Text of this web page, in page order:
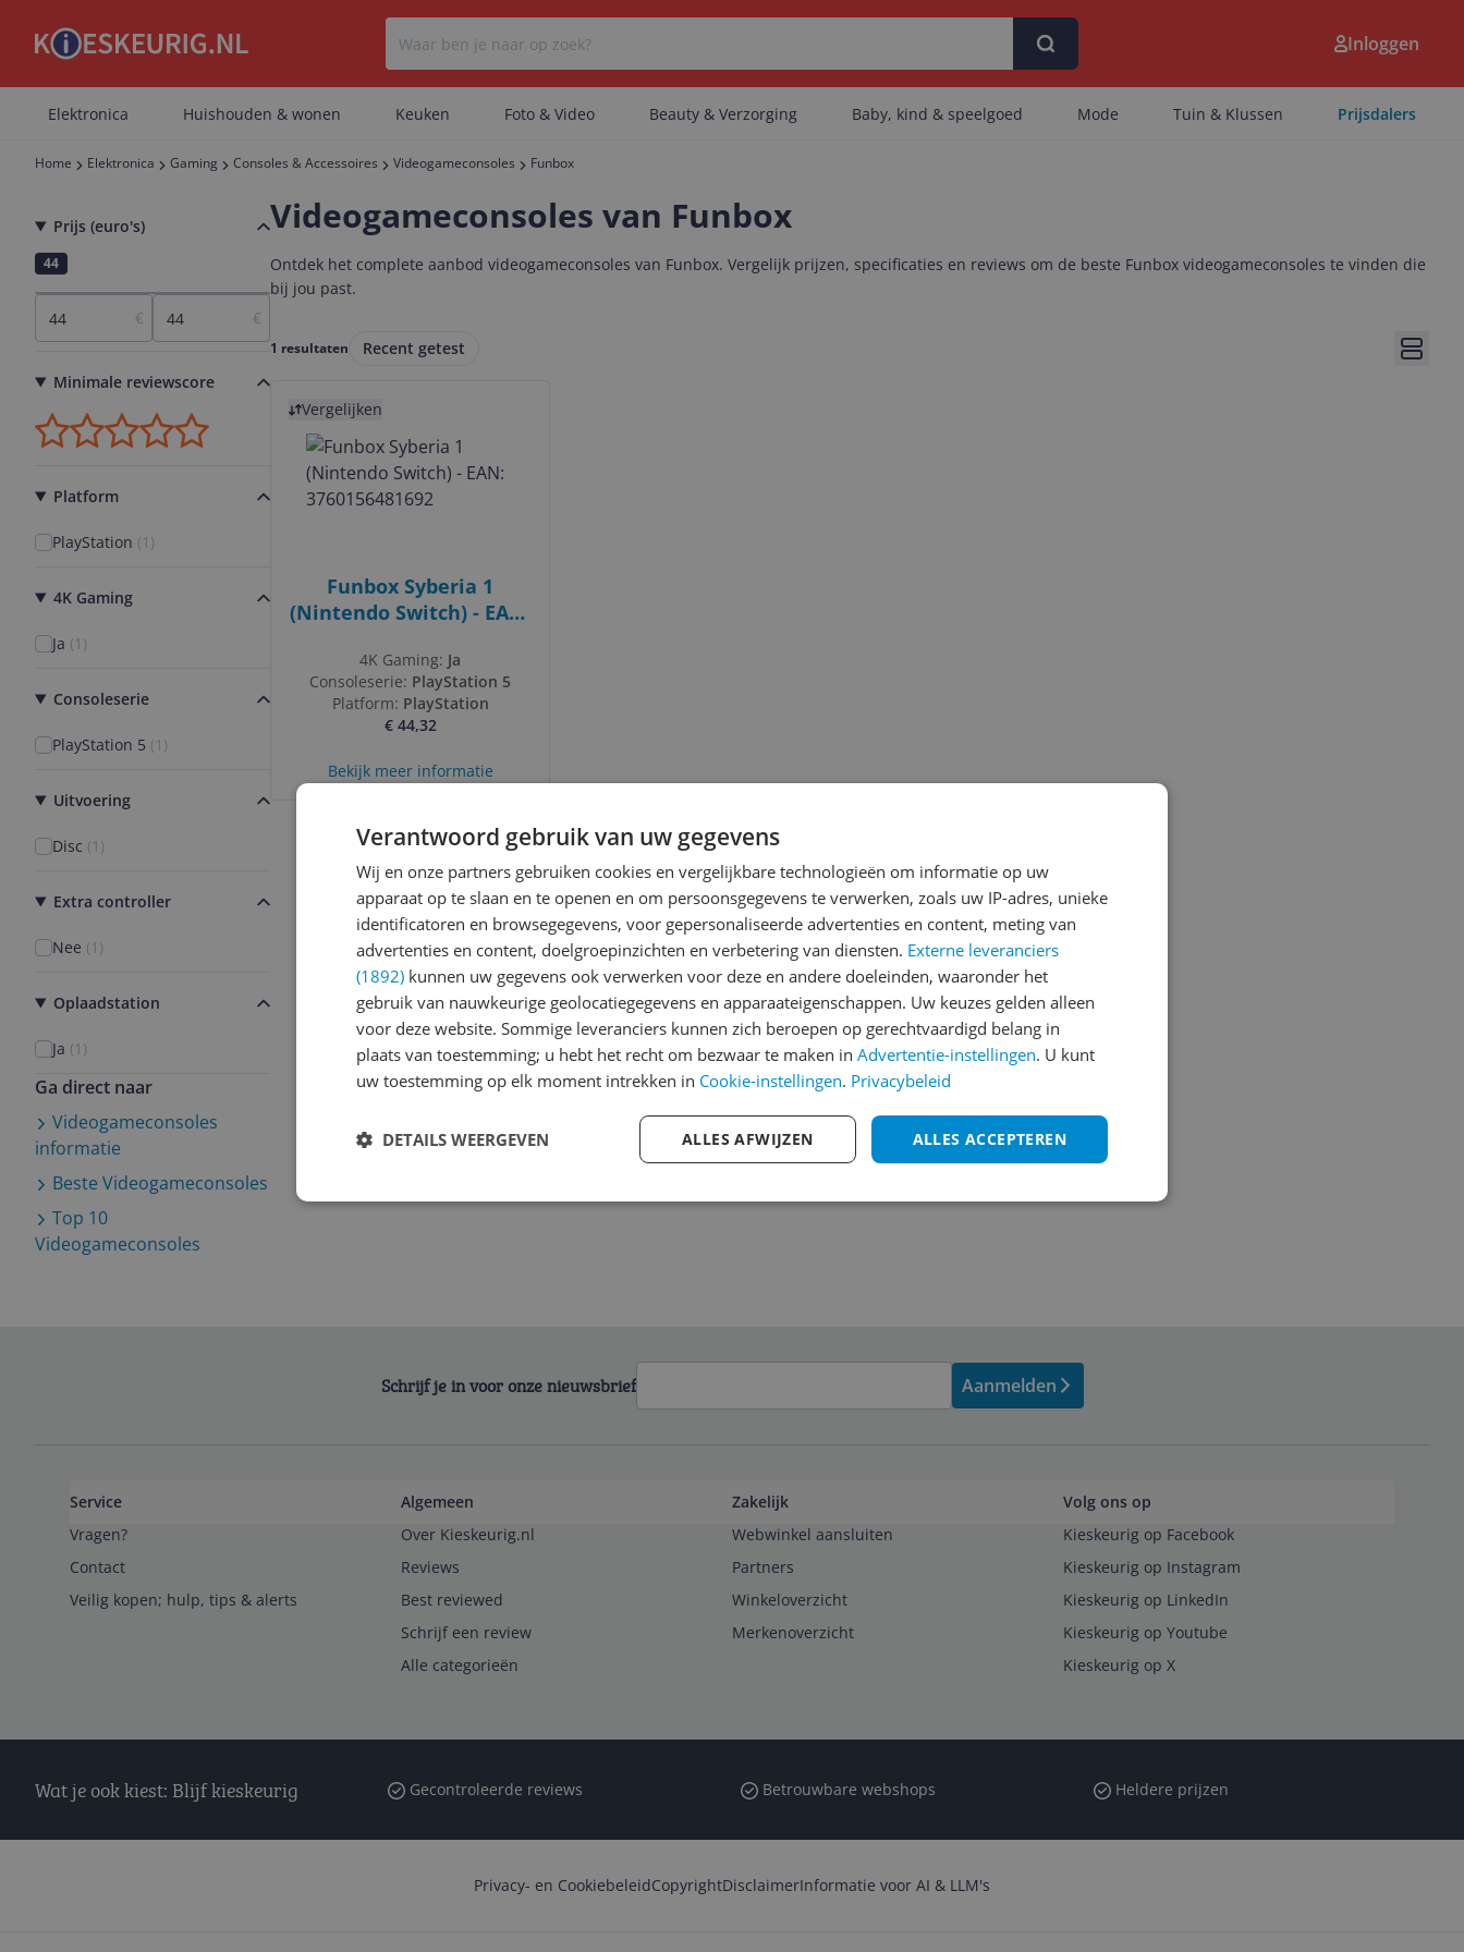
Er zijn geen categorieën gevonden.
Inloggen
Elektronica Huishouden & wonen Keuken Foto & Video Beauty & Verzorging Baby, kind & speelgoed Mode Tuin & Klussen Prijsdalers
Home Elektronica Gaming Consoles & Accessoires Videogameconsoles Funbox
Prijs (euro's)
44
€ €
Minimale reviewscore
Platform
PlayStation (1 )
4K Gaming
Ja (1 )
Consoleserie
PlayStation 5 (1 )
Uitvoering
Disc (1 )
Extra controller
Nee (1 )
Oplaadstation
Ja (1 )
Ga direct naar
Videogameconsoles
informatie
Beste Videogameconsoles
Top 10
Videogameconsoles
Videogameconsoles van Funbox
Ontdek het complete aanbod videogameconsoles van Funbox. Vergelijk prijzen, specificaties en reviews om de beste Funbox videogameconsoles te vinden die
bij jou past.
1 resultaten Recent getest
Vergelijken
Funbox Syberia 1
(Nintendo Switch) - EAN:
4K Gaming: Ja
Consoleserie: PlayStation 5
Platform: PlayStation
€ 44,32
Bekijk meer informatie
Schrijf je in voor onze nieuwsbrief Aanmelden
Service
Vragen?
Contact
Veilig kopen; hulp, tips & alerts
Algemeen
Over Kieskeurig.nl
Reviews
Best reviewed
Schrijf een review
Alle categorieën
Zakelijk
Webwinkel aansluiten
Partners
Winkeloverzicht
Merkenoverzicht
Volg ons op
Kieskeurig op Facebook
Kieskeurig op Instagram
Kieskeurig op LinkedIn
Kieskeurig op Youtube
Kieskeurig op X
Wat je ook kiest: Blijf kieskeurig Gecontroleerde reviews Betrouwbare webshops Heldere prijzen
Privacy- en CookiebeleidCopyrightDisclaimerInformatie voor AI & LLM's
Verantwoord gebruik van uw gegevens
Wij en onze partners gebruiken cookies en vergelijkbare technologieën om informatie op uw
apparaat op te slaan en te openen en om persoonsgegevens te verwerken, zoals uw IP-adres, unieke
identificatoren en browsegegevens, voor gepersonaliseerde advertenties en content, meting van
advertenties en content, doelgroepinzichten en verbetering van diensten. Externe leveranciers
(1892) kunnen uw gegevens ook verwerken voor deze en andere doeleinden, waaronder het
gebruik van nauwkeurige geolocatiegegevens en apparaateigenschappen. Uw keuzes gelden alleen
voor deze website. Sommige leveranciers kunnen zich beroepen op gerechtvaardigd belang in
plaats van toestemming; u hebt het recht om bezwaar te maken in Advertentie-instellingen. U kunt
uw toestemming op elk moment intrekken in Cookie-instellingen. Privacybeleid
ALLES ACCEPTEREN
ALLES AFWIJZEN
DETAILS WEERGEVEN